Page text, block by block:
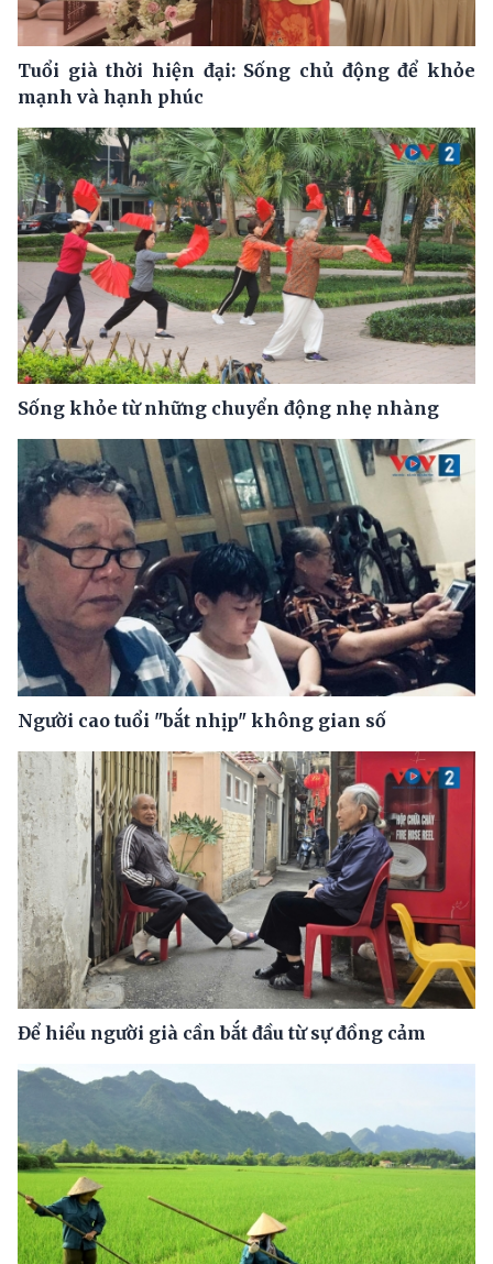
Tuổi già thời hiện đại: Sống chủ động để khỏe
mạnh và hạnh phúc
Sống khỏe từ những chuyển động nhẹ nhàng
Người cao tuổi "bắt nhịp" không gian số
Để hiểu người già cần bắt đầu từ sự đồng cảm